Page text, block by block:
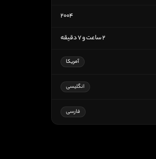
۲۰۰۴
۲ ساعت و ۷ دقیقه
آمریکا
انگلیسی
فارسی